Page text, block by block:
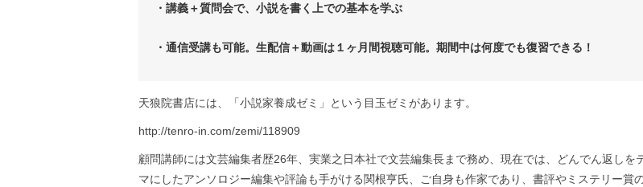
・講義＋質問会で、小説を書く上での基本を学ぶ
・通信受講も可能。生配信＋動画は１ヶ月間視聴可能。期間中は何度でも復習できる！
天狼院書店には、「小説家養成ゼミ」という目玉ゼミがあります。
http://tenro-in.com/zemi/118909
顧問講師には文芸編集者歴26年、実業之日本社で文芸編集長まで務め、現在では、どんでん返しを
マにしたアンソロジー編集や評論も手がける関根亨氏、ご自身も作家であり、書評やミステリー賞